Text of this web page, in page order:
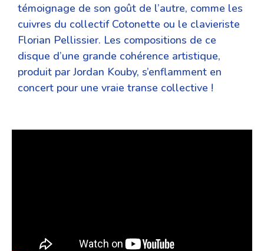
témoignage de son goût de l’autre, comme les
cuivres du collectif Cotonette ou le clavieriste
Florian Pellissier. Les compositions de ce
disque d’une grande cohérence artistique,
produit par Jordan Kouby, s’enflamment en
concert pour une vraie transe collective !